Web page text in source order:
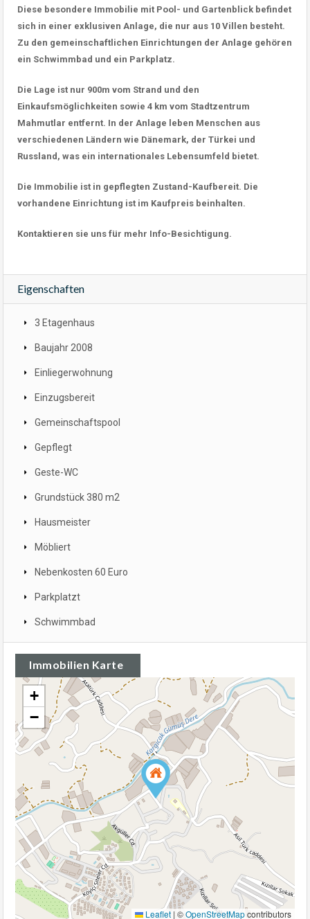
Diese besondere Immobilie mit Pool- und Gartenblick befindet
sich in einer exklusiven Anlage, die nur aus 10 Villen besteht.
Zu den gemeinschaftlichen Einrichtungen der Anlage gehören
ein Schwimmbad und ein Parkplatz.
Die Lage ist nur 900m vom Strand und den
Einkaufsmöglichkeiten sowie 4 km vom Stadtzentrum
Mahmutlar entfernt. In der Anlage leben Menschen aus
verschiedenen Ländern wie Dänemark, der Türkei und
Russland, was ein internationales Lebensumfeld bietet.
Die Immobilie ist in gepflegten Zustand-Kaufbereit. Die
vorhandene Einrichtung ist im Kaufpreis beinhalten.
Kontaktieren sie uns für mehr Info-Besichtigung.
Eigenschaften
3 Etagenhaus
Baujahr 2008
Einliegerwohnung
Einzugsbereit
Gemeinschaftspool
Gepflegt
Geste-WC
Grundstück 380 m2
Hausmeister
Möbliert
Nebenkosten 60 Euro
Parkplatzt
Schwimmbad
Immobilien Karte
+
−
Leaflet | ©OpenStreetMapcontributors